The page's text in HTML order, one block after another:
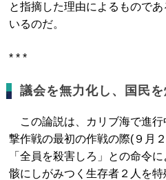
と指摘した理由によるもので
いるのだ。
* * *
議会を無力化し、国民を
この論説は、カリブ海で進行
撃作戦の最初の作戦の際(９月
「全員を殺害しろ」との命令
骸にしがみつく生存者２人を